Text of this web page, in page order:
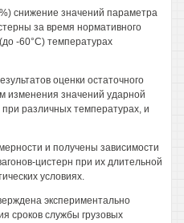
снижение значений параметра
за время нормативного
-60°С) температурах
оценки остаточного
изменения значений ударной
при различных температурах, и
и получены зависимости
цистерн при их длительной
условиях.
экспериментально
сроков службы грузовых